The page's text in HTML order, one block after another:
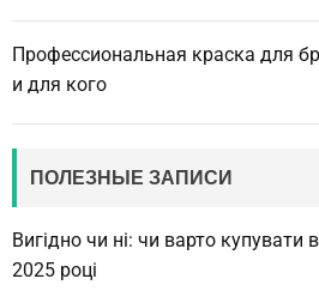
Профессиональная краска для
и для кого
ПОЛЕЗНЫЕ ЗАПИСИ
Вигідно чи ні: чи варто купувати
2025 році